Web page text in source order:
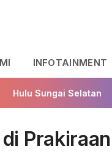
INFOTAINMENT
Hulu Sungai Selatan